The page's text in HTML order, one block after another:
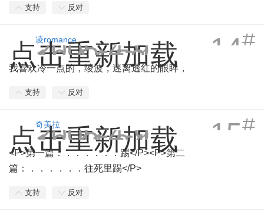
支持 反对
点击重新加载 14#
凌romance
2005-4-9
16:14:58
我喜欢冷一点的，绫波，迷离透红的眼眸，
支持 反对
点击重新加载 15#
奇美拉
2005-4-9
16:41:04
<P>第一篇：．．．．．．踢</P><P>第二
篇：．．．．．．往死里踢</P>
支持 反对